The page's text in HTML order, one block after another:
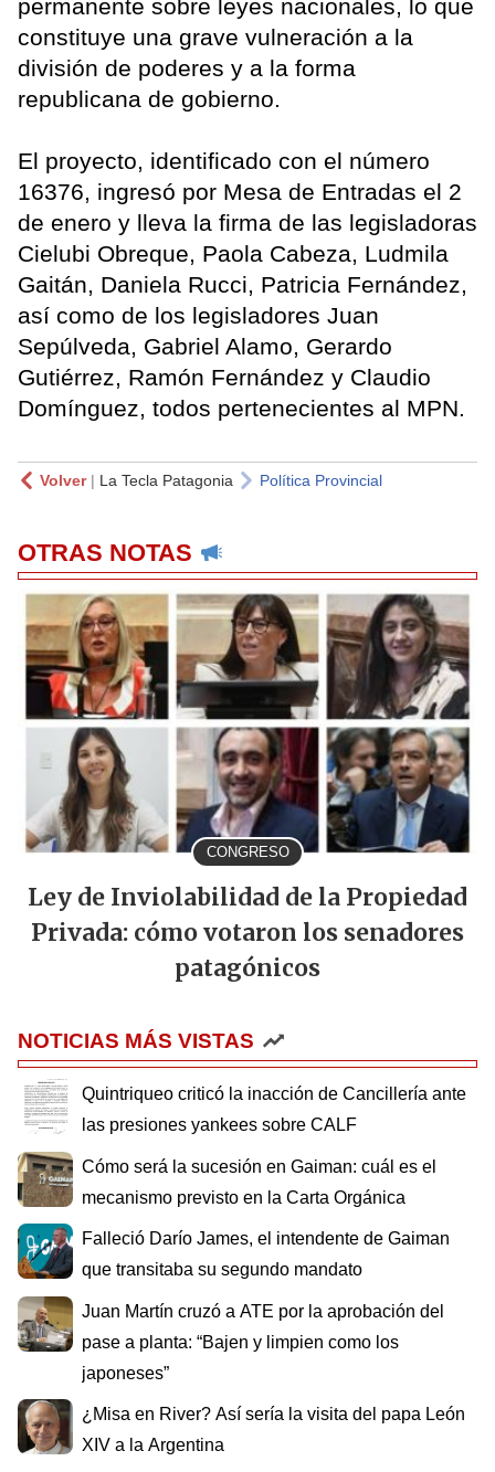
permanente sobre leyes nacionales, lo que
constituye una grave vulneración a la
división de poderes y a la forma
republicana de gobierno.
El proyecto, identificado con el número
16376, ingresó por Mesa de Entradas el 2
de enero y lleva la firma de las legisladoras
Cielubi Obreque, Paola Cabeza, Ludmila
Gaitán, Daniela Rucci, Patricia Fernández,
así como de los legisladores Juan
Sepúlveda, Gabriel Alamo, Gerardo
Gutiérrez, Ramón Fernández y Claudio
Domínguez, todos pertenecientes al MPN.
Volver| La Tecla Patagonia Política Provincial
OTRAS NOTAS
CONGRESO
Ley de Inviolabilidad de la Propiedad
Privada: cómo votaron los senadores
patagónicos
NOTICIAS MÁS VISTAS
Quintriqueo criticó la inacción de Cancillería ante
las presiones yankees sobre CALF
Cómo será la sucesión en Gaiman: cuál es el
mecanismo previsto en la Carta Orgánica
Falleció Darío James, el intendente de Gaiman
que transitaba su segundo mandato
Juan Martín cruzó a ATE por la aprobación del
pase a planta: “Bajen y limpien como los
japoneses”
¿Misa en River? Así sería la visita del papa León
XIV a la Argentina